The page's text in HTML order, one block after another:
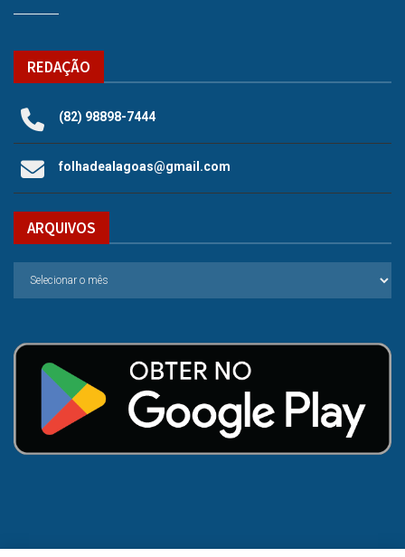
REDAÇÃO
(82) 98898-7444
folhadealagoas@gmail.com
ARQUIVOS